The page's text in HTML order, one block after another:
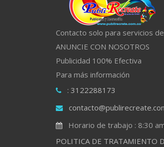
Contacto solo para servicios
ANUNCIE CON NOSOTROS
Publicidad 100% Efectiva
Para más información
: 3122288173
Horario de trabajo : 8:30
POLITICA DE TRATAMIENTO